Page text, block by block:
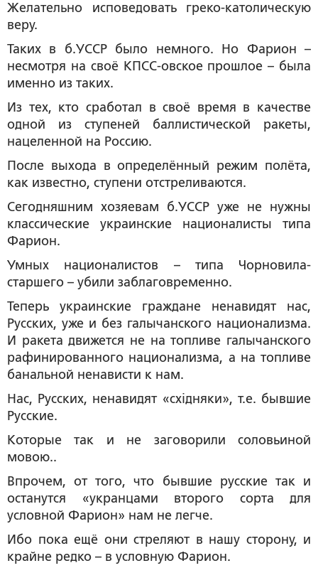
Желательно исповедовать греко-католическую
веру.
Таких в б.УССР было немного. Но Фарион –
несмотря на своё КПСС-овское прошлое – была
именно из таких.
Из тех, кто сработал в своё время в качестве
одной из ступеней баллистической ракеты,
нацеленной на Россию.
После выхода в определённый режим полёта,
как известно, ступени отстреливаются.
Сегодняшним хозяевам б.УССР уже не нужны
классические украинские националисты типа
Фарион.
Умных националистов – типа Чорновила-
старшего – убили заблаговременно.
Теперь украинские граждане ненавидят нас,
Русских, уже и без галычанского национализма.
И ракета движется не на топливе галычанского
рафинированного национализма, а на топливе
банальной ненависти к нам.
Нас, Русских, ненавидят «схiдняки», т.е. бывшие
Русские.
Которые так и не заговорили соловьиной
мовою..
Впрочем, от того, что бывшие русские так и
останутся «укранцами второго сорта для
условной Фарион» нам не легче.
Ибо пока ещё они стреляют в нашу сторону, и
крайне редко – в условную Фарион.